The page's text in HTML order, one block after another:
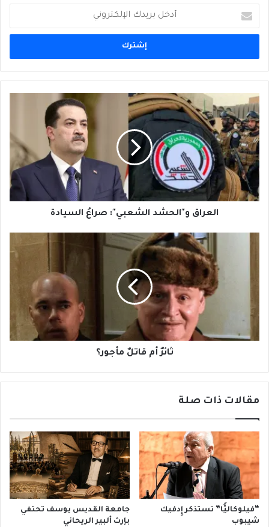
بريدك
الإلكتروني
العراق
و"الحشد
الشعبي":
صراعُ
السيادة
العراق و"الحشد الشعبي": صراعُ السيادة
ثائرٌ أم قاتلٌ مأجور؟
مقالات ذات صلة
“فيلوكاليًّا” تستذكر إِدفيك
شيبوب
جامعة القديس يوسف تحتفي
بإرث ألبير الريحاني